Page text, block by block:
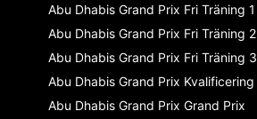
Abu Dhabis Grand Prix Fri Träning 1
Abu Dhabis Grand Prix Fri Träning 2
Abu Dhabis Grand Prix Fri Träning 3
Abu Dhabis Grand Prix Kvalificering
Abu Dhabis Grand Prix Grand Prix